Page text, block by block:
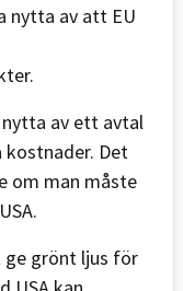
nytta av att EU
av ett avtal
kostnader. Det
om man måste
grönt ljus för